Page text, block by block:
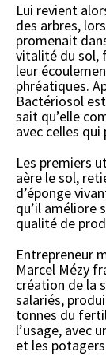
Lui revient
des arbres,
promenait
vitalité du sol,
leur
phréatiques.
Bactériosol
sait qu’elle
avec celles
Les premiers
aère le sol,
d’éponge
qu’il améliore
qualité de
Entrepreneur
Marcel Mézy
création de la
salariés,
tonnes du
l’usage, avec
et les